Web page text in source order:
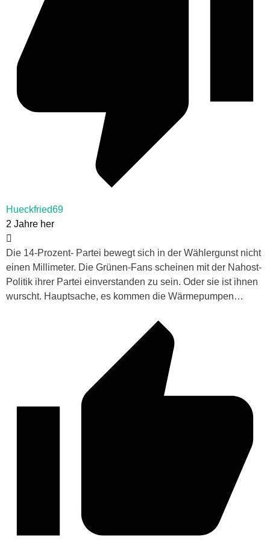
Hueckfried69
2 Jahre her
Die 14-Prozent- Partei bewegt sich in der Wählergunst nicht
einen Millimeter. Die Grünen-Fans scheinen mit der Nahost-
Politik ihrer Partei einverstanden zu sein. Oder sie ist ihnen
wurscht. Hauptsache, es kommen die Wärmepumpen…